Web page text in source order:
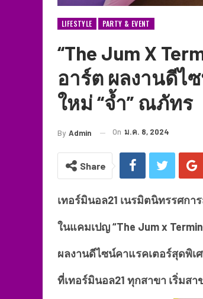
LIFESTYLE PARTY & EVENT
“The Jum X
อาร์ต ผลงานดีไ
ใหม่ “จ้ำ” ณภัทร
By Admin On ม.ค. 8, 2024
Share
เทอร์มินอล21 เนรมิตนิทรรศก
ในแคมเปญ “The Jum x
ผลงานดีไซน์คาแรคเตอร์สุดพิเ
ที่เทอร์มินอล21 ทุกสาขา เริ่มสา